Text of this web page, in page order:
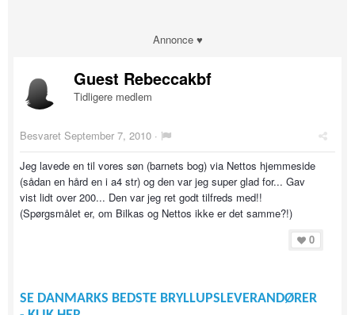
Annonce ♥
Guest Rebeccakbf
Tidligere medlem
Besvaret September 7, 2010 ·
Jeg lavede en til vores søn (barnets bog) via Nettos hjemmeside
(sådan en hård en i a4 str) og den var jeg super glad for... Gav
vist lidt over 200... Den var jeg ret godt tilfreds med!!
(Spørgsmålet er, om Bilkas og Nettos ikke er det samme?!)
0
SE DANMARKS BEDSTE BRYLLUPSLEVERANDØRER